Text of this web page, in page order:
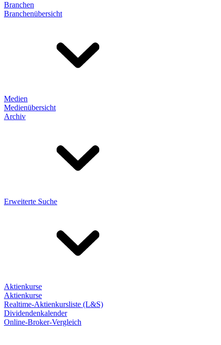
Branchen
Branchenübersicht
Medien
Medienübersicht
Archiv
Erweiterte Suche
Aktienkurse
Aktienkurse
Realtime-Aktienkursliste (L&S)
Dividendenkalender
Online-Broker-Vergleich